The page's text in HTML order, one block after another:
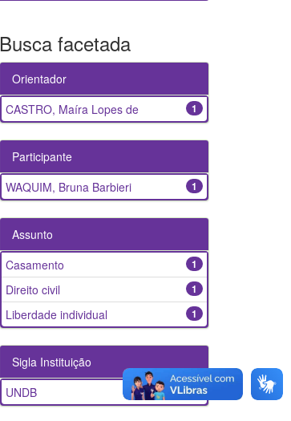
Busca facetada
Orientador
1
CASTRO, Maíra Lopes de
Participante
1
WAQUIM, Bruna Barbieri
Assunto
1
Casamento
1
Direito civil
1
Liberdade individual
Sigla Instituição
1
UNDB